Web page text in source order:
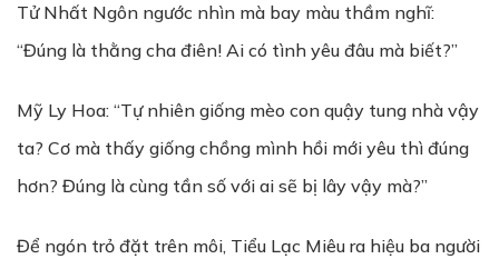
Tử Nhất Ngôn ngước nhìn mà bay màu thầm nghĩ:
“Đúng là thằng cha điên! Ai có tình yêu đâu mà biết?”
Mỹ Ly Hoa: “Tự nhiên giống mèo con quậy tung nhà vậy
ta? Cơ mà thấy giống chồng mình hồi mới yêu thì đúng
hơn? Đúng là cùng tần số với ai sẽ bị lây vậy mà?”
Để ngón trỏ đặt trên môi, Tiểu Lạc Miêu ra hiệu ba người